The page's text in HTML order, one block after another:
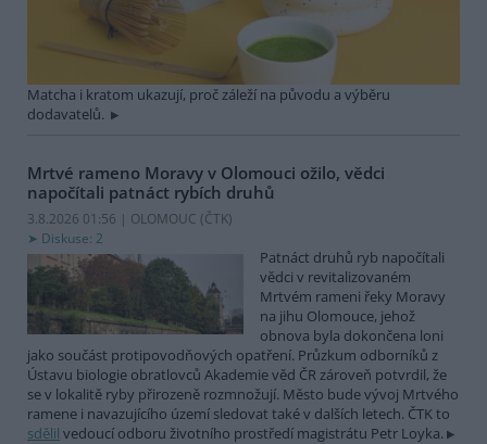
Matcha i kratom ukazují, proč záleží na původu a výběru
dodavatelů.
Mrtvé rameno Moravy v Olomouci ožilo, vědci
napočítali patnáct rybích druhů
3.8.2026 01:56 | OLOMOUC (ČTK)
Diskuse: 2
Patnáct druhů ryb napočítali
vědci v revitalizovaném
Mrtvém rameni řeky Moravy
na jihu Olomouce, jehož
obnova byla dokončena loni
jako součást protipovodňových opatření. Průzkum odborníků z
Ústavu biologie obratlovců Akademie věd ČR zároveň potvrdil, že
se v lokalitě ryby přirozeně rozmnožují. Město bude vývoj Mrtvého
ramene i navazujícího území sledovat také v dalších letech. ČTK to
sdělil vedoucí odboru životního prostředí magistrátu Petr Loyka.